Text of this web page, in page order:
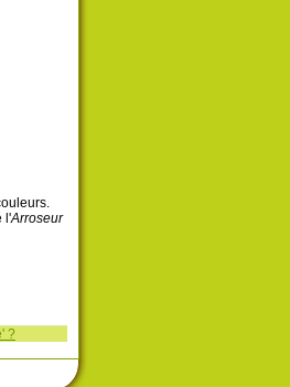
l'Arroseur
?